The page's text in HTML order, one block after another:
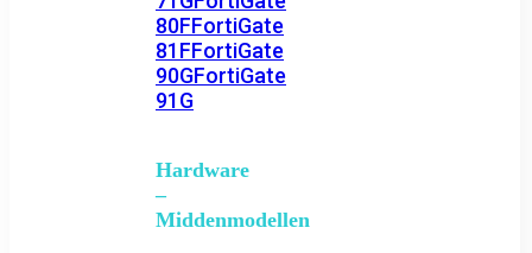
80FFortiGate
81FFortiGate
90GFortiGate
91G
Hardware
–
Middenmodellen